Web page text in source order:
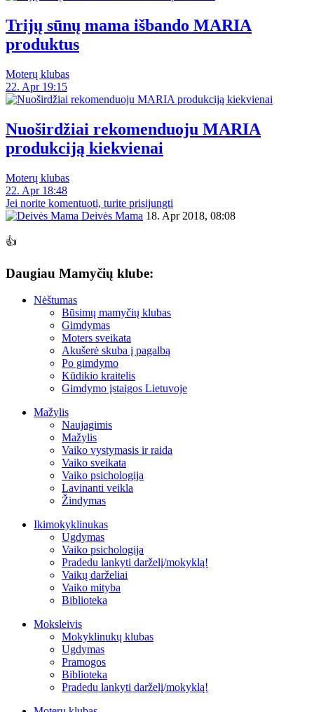
Trijų sūnų mama išbando MARIA
produktus
Moterų klubas
22. Apr 19:15
Nuoširdžiai rekomenduoju MARIA
produkciją kiekvienai
Moterų klubas
22. Apr 18:48
Jei norite komentuoti, turite prisijungti
Deivės Mama 18. Apr 2018, 08:08
👍
Daugiau Mamyčių klube:
Nėštumas
Būsimų mamyčių klubas
Gimdymas
Moters sveikata
Akušerė skuba į pagalbą
Po gimdymo
Kūdikio kraitelis
Gimdymo įstaigos Lietuvoje
Mažylis
Naujagimis
Mažylis
Vaiko vystymasis ir raida
Vaiko sveikata
Vaiko psichologija
Lavinanti veikla
Žindymas
Ikimokyklinukas
Ugdymas
Vaiko psichologija
Pradedu lankyti darželį/mokyklą!
Vaikų darželiai
Vaiko mityba
Biblioteka
Moksleivis
Mokyklinukų klubas
Ugdymas
Pramogos
Biblioteka
Pradedu lankyti darželį/mokyklą!